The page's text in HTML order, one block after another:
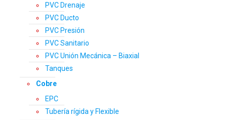
PVC Drenaje
PVC Ducto
PVC Presión
PVC Sanitario
PVC Unión Mecánica – Biaxial
Tanques
Cobre
EPC
Tubería rígida y Flexible